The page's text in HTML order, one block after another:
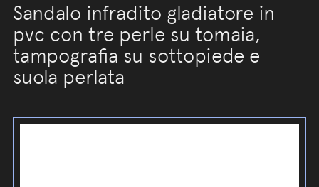
Sandalo infradito gladiatore in
pvc con tre perle su tomaia,
tampografia su sottopiede e
suola perlata